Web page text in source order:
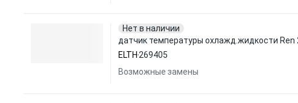
Нет в наличии
датчик температуры охлажд.жидкости Ren
ELTH 269405
Возможные замены